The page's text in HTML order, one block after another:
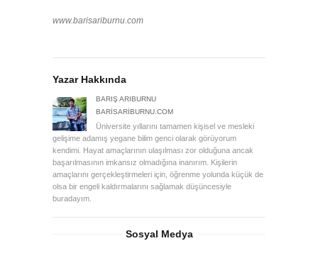
www.barisariburnu.com
Yazar Hakkında
BARIŞ ARIBURNU
BARISARIBURNU.COM
Üniversite yıllarını tamamen kişisel ve mesleki
gelişime adamış yegane bilim genci olarak görüyorum
kendimi. Hayat amaçlarının ulaşılması zor olduğuna ancak
başarılmasının imkansız olmadığına inanırım. Kişilerin
amaçlarını gerçekleştirmeleri için, öğrenme yolunda küçük de
olsa bir engeli kaldırmalarını sağlamak düşüncesiyle
buradayım.
Sosyal Medya